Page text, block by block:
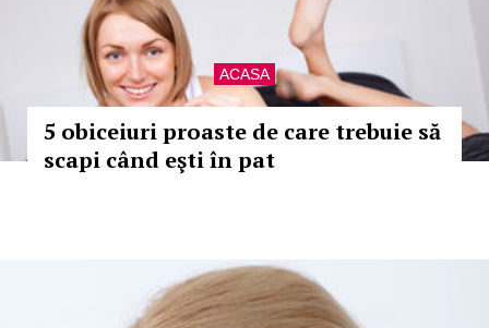
ACASA
5 obiceiuri proaste de care trebuie să
scapi când eşti în pat